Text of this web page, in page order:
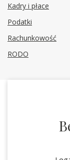
Kadry i płace
Podatki
Rachunkowość
RODO